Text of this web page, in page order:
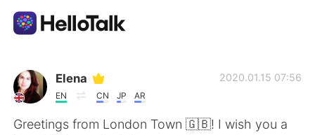
Dil Değişimi Uygulaması
AI Grammar Checker
Elena
EN CN JP AR
2020.01.15 07:56
Greetings from London Town 🇬🇧! I wish you a